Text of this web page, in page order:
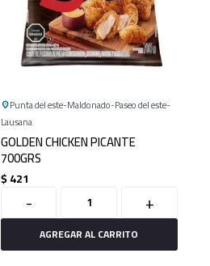
Punta del este Maldonado Paseo del este
Lausana
GOLDEN CHICKEN PICANTE
700GRS
$421
- +